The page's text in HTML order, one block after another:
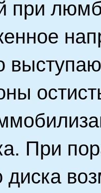
при
При
диска